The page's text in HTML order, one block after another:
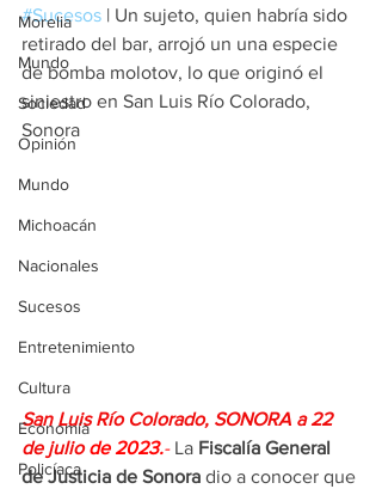
Morelia
Mundo
Sociedad
Opinión
Mundo
Michoacán
Nacionales
Sucesos
Entretenimiento
Cultura
Economía
Policíaca
#Sucesos | Un sujeto, quien habría sido
retirado del bar, arrojó un una especie
de bomba molotov, lo que originó el
siniestro en San Luis Río Colorado,
Sonora
San Luis Río Colorado, SONORA a 22
de julio de 2023.- La Fiscalía General
de Justicia de Sonora dio a conocer que